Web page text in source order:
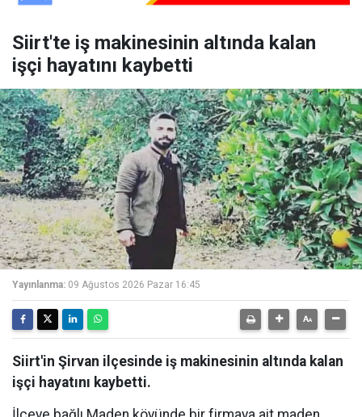
Siirt'te iş makinesinin altında kalan
işçi hayatını kaybetti
Yayınlanma: 09 Ağustos 2026 Pazar 16:45
Siirt'in Şirvan ilçesinde iş makinesinin altında kalan
işçi hayatını kaybetti.